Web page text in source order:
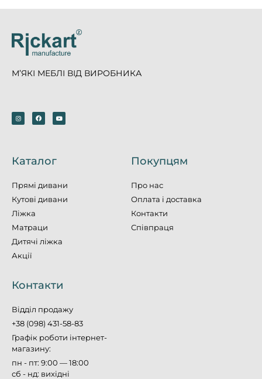
М’ЯКІ МЕБЛІ ВІД ВИРОБНИКА
Каталог
Прямі дивани
Кутові дивани
Ліжка
Матраци
Дитячі ліжка
Акції
Покупцям
Про нас
Оплата і доставка
Контакти
Співпраця
Контакти
Відділ продажу
+38 (098) 431-58-83
Графік роботи інтернет-
магазину:
пн - пт: 9:00 — 18:00
сб - нд: вихідні